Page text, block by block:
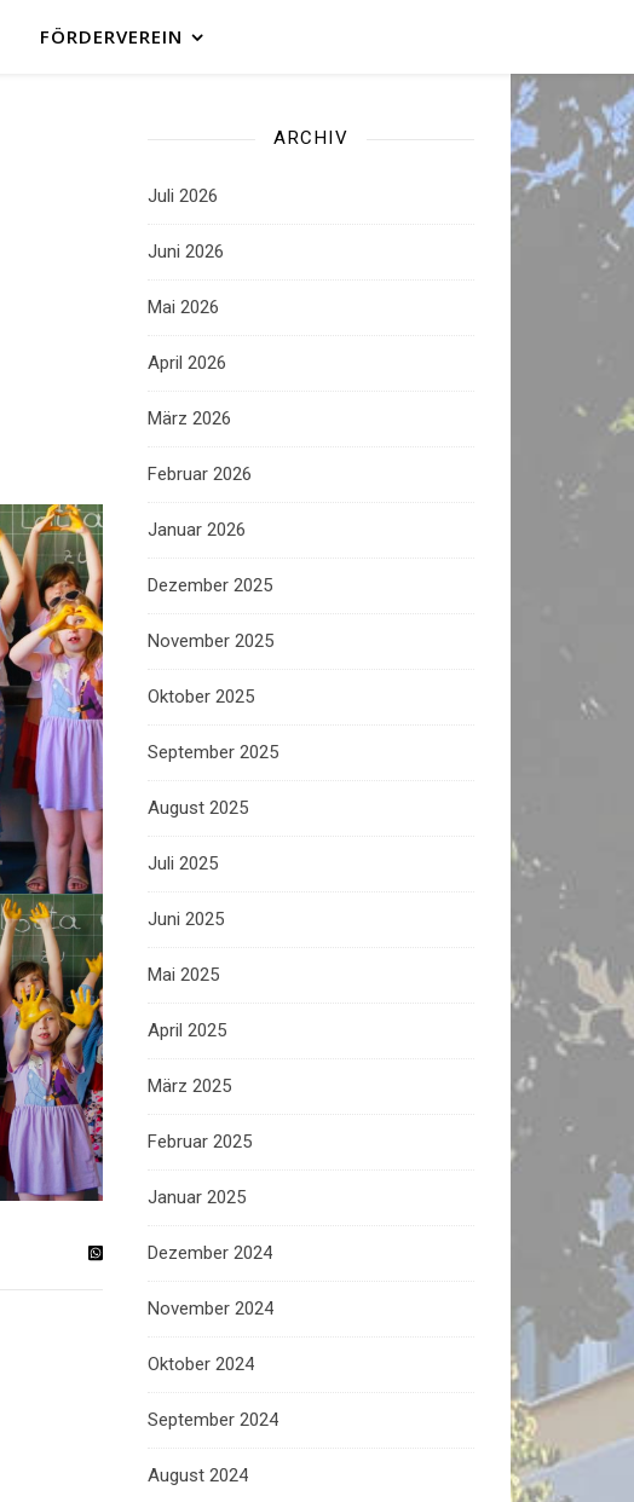
FÖRDERVEREIN
ARCHIV
Juli 2026
Juni 2026
Mai 2026
April 2026
März 2026
Februar 2026
Januar 2026
Dezember 2025
November 2025
Oktober 2025
September 2025
August 2025
Juli 2025
Juni 2025
Mai 2025
April 2025
März 2025
Februar 2025
Januar 2025
Dezember 2024
November 2024
Oktober 2024
September 2024
August 2024